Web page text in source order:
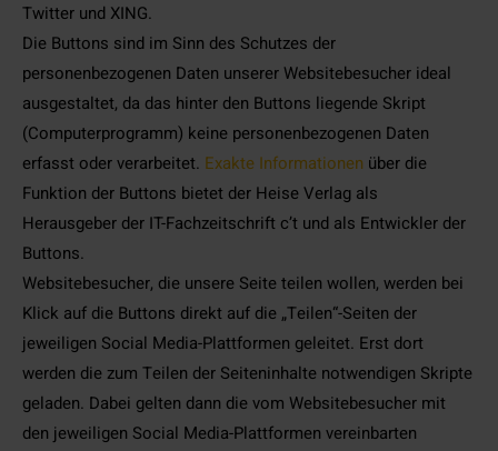
Twitter und XING.
Die Buttons sind im Sinn des Schutzes der
personenbezogenen Daten unserer Websitebesucher ideal
ausgestaltet, da das hinter den Buttons liegende Skript
(Computerprogramm) keine personenbezogenen Daten
erfasst oder verarbeitet. Exakte Informationen über die
Funktion der Buttons bietet der Heise Verlag als
Herausgeber der IT-Fachzeitschrift c’t und als Entwickler der
Buttons.
Websitebesucher, die unsere Seite teilen wollen, werden bei
Klick auf die Buttons direkt auf die „Teilen“-Seiten der
jeweiligen Social Media-Plattformen geleitet. Erst dort
werden die zum Teilen der Seiteninhalte notwendigen Skripte
geladen. Dabei gelten dann die vom Websitebesucher mit
den jeweiligen Social Media-Plattformen vereinbarten